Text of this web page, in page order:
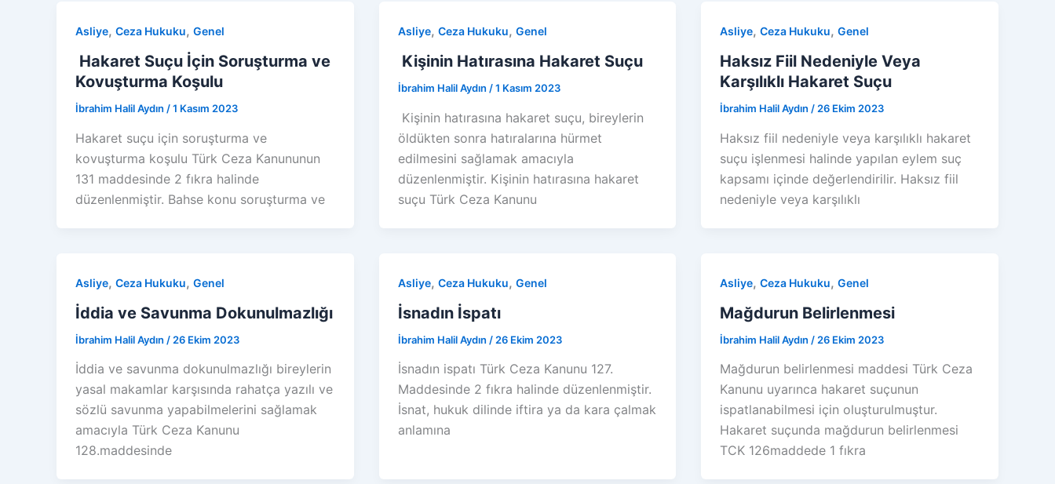
Asliye, Ceza Hukuku, Genel
Hakaret Suçu İçin Soruşturma ve
Kovuşturma Koşulu
İbrahim Halil Aydın /1 Kasım 2023
Hakaret suçu için soruşturma ve
kovuşturma koşulu Türk Ceza Kanununun
131 maddesinde 2 fıkra halinde
düzenlenmiştir. Bahse konu soruşturma ve
Asliye, Ceza Hukuku, Genel
Kişinin Hatırasına Hakaret Suçu
İbrahim Halil Aydın /1 Kasım 2023
Kişinin hatırasına hakaret suçu, bireylerin
öldükten sonra hatıralarına hürmet
edilmesini sağlamak amacıyla
düzenlenmiştir. Kişinin hatırasına hakaret
suçu Türk Ceza Kanunu
Asliye,Ceza Hukuku,Genel
Haksız Fiil Nedeniyle Veya
Karşılıklı Hakaret Suçu
İbrahim Halil Aydın / 26 Ekim 2023
Haksız fiil nedeniyle veya karşılıklı hakaret
suçu işlenmesi halinde yapılan eylem suç
kapsamı içinde değerlendirilir. Haksız fiil
nedeniyle veya karşılıklı
Asliye, Ceza Hukuku, Genel
İddia ve Savunma Dokunulmazlığı
İbrahim Halil Aydın / 26 Ekim 2023
İddia ve savunma dokunulmazlığı bireylerin
yasal makamlar karşısında rahatça yazılı ve
sözlü savunma yapabilmelerini sağlamak
amacıyla Türk Ceza Kanunu
128.maddesinde
Asliye, Ceza Hukuku, Genel
İsnadın İspatı
İbrahim Halil Aydın / 26 Ekim 2023
İsnadın ispatı Türk Ceza Kanunu 127.
Maddesinde 2 fıkra halinde düzenlenmiştir.
İsnat, hukuk dilinde iftira ya da kara çalmak
anlamına
Asliye,Ceza Hukuku,Genel
Mağdurun Belirlenmesi
İbrahim Halil Aydın / 26 Ekim 2023
Mağdurun belirlenmesi maddesi Türk Ceza
Kanunu uyarınca hakaret suçunun
ispatlanabilmesi için oluşturulmuştur.
Hakaret suçunda mağdurun belirlenmesi
TCK 126maddede 1 fıkra